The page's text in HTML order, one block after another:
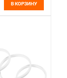
В КОРЗИНУ